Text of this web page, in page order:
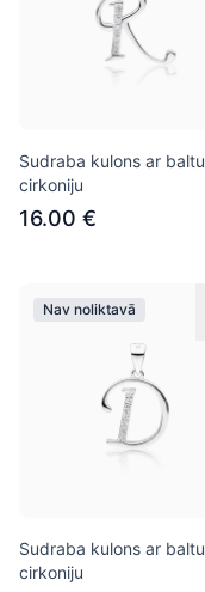
Sudraba kulons ar baltu
cirkoniju
16.00 €
Nav noliktavā
Sudraba kulons ar baltu
cirkoniju